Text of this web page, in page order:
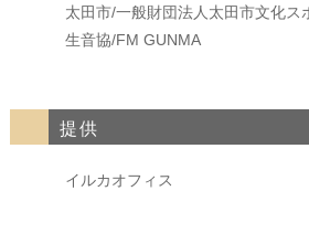
太田市/一般財団法人太田市文化ス
生音協/FM GUNMA
提供
イルカオフィス